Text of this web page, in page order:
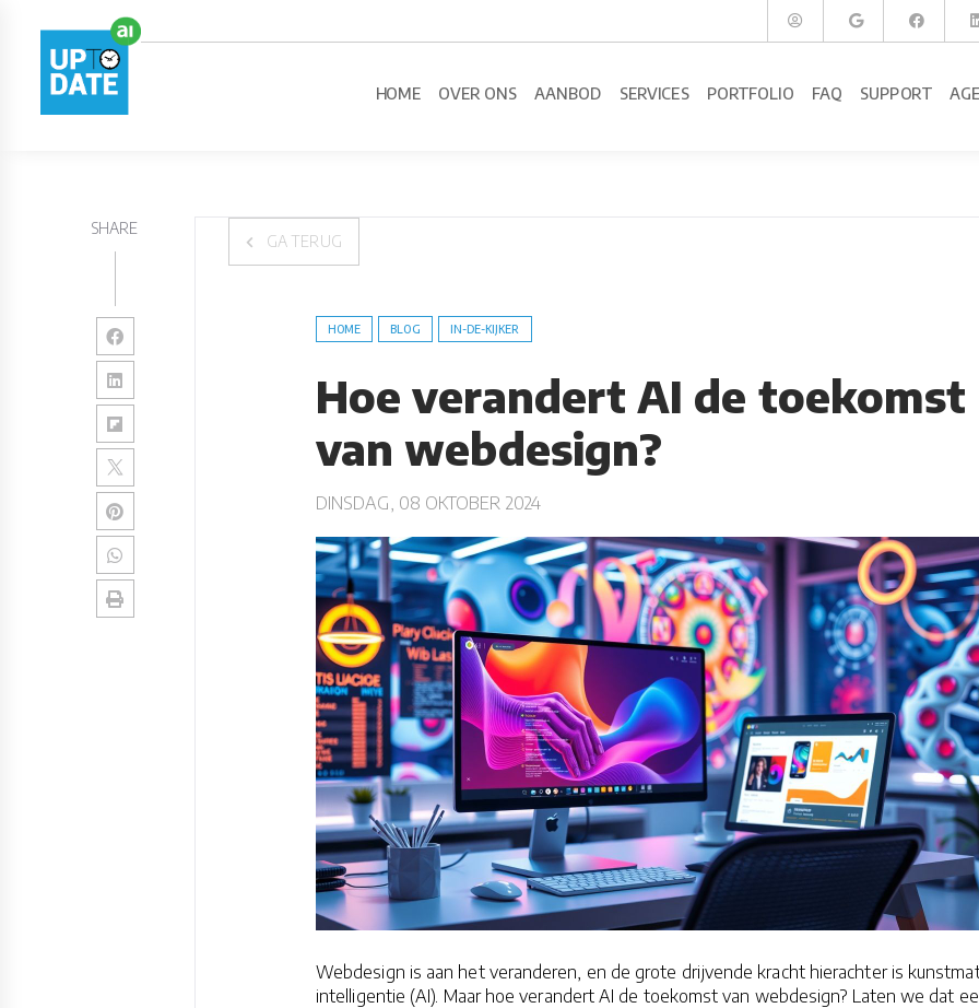
HOME OVER ONS AANBOD SERVICES PORTFOLIO FAQ SUPPORT
SHARE
GA TERUG
HOME BLOG IN-DE-KIJKER
Hoe verandert AI de toekomst
van webdesign?
DINSDAG, 08 OKTOBER 2024
Webdesign is aan het veranderen, en de grote drijvende kracht hierachter is
intelligentie (AI). Maar hoe verandert AI de toekomst van webdesign? Laten we dat